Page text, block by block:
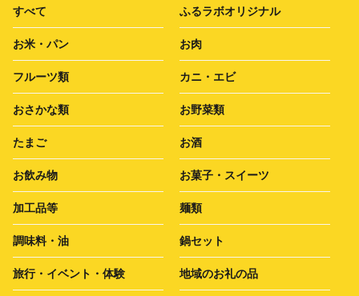
すべて ふるラボオリジナル
お米・パン お肉
フルーツ類 カニ・エビ
おさかな類 お野菜類
たまご お酒
お飲み物 お菓子・スイーツ
加工品等 麺類
調味料・油 鍋セット
旅行・イベント・体験 地域のお礼の品